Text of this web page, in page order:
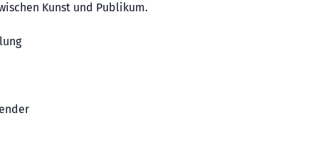
Kunst und Publikum.